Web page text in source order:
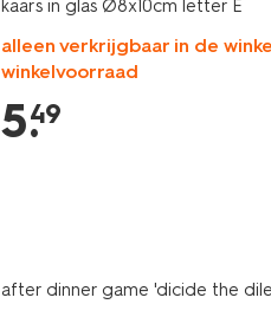
kaars in glas Ø8x10cm letter E
alleen verkrijgbaar in de
winkelvoorraad
5.
49
after dinner game 'dicide the